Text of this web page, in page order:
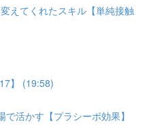
えてくれたスキル【単純接触
】 (19:58)
活かす【プラシーボ効果】